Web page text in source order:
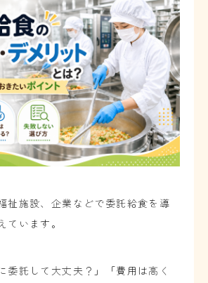
祉施設、企業などで委託給食を導
ています。
委託して大丈夫？」「費用は高く